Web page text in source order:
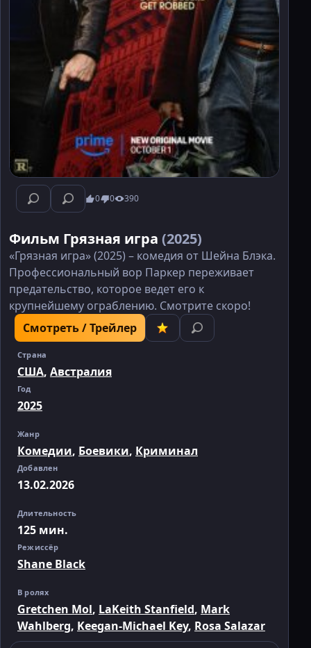
0 0 390
Фильм Грязная игра (2025)
«Грязная игра» (2025) – комедия от Шейна Блэка.
Профессиональный вор Паркер переживает
предательство, которое ведет его к
крупнейшему ограблению. Смотрите скоро!
Смотреть / Трейлер
Страна
США, Австралия
Год
2025
Жанр
Комедии, Боевики, Криминал
Добавлен
13.02.2026
Длительность
125 мин.
Режиссёр
Shane Black
В ролях
Gretchen Mol, LaKeith Stanfield, Mark
Wahlberg, Keegan-Michael Key, Rosa Salazar